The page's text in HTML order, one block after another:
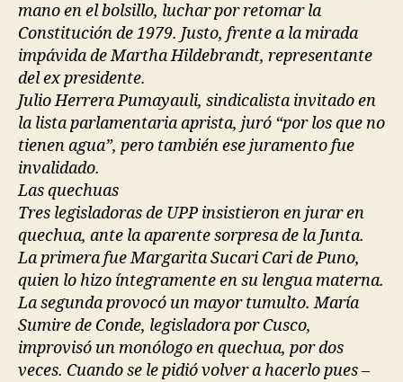
mano en el bolsillo, luchar por retomar la
Constitución de 1979. Justo, frente a la mirada
impávida de Martha Hildebrandt, representante
del ex presidente.
Julio Herrera Pumayauli, sindicalista invitado en
la lista parlamentaria aprista, juró “por los que no
tienen agua”, pero también ese juramento fue
invalidado.
Las quechuas
Tres legisladoras de UPP insistieron en jurar en
quechua, ante la aparente sorpresa de la Junta.
La primera fue Margarita Sucari Cari de Puno,
quien lo hizo íntegramente en su lengua materna.
La segunda provocó un mayor tumulto. María
Sumire de Conde, legisladora por Cusco,
improvisó un monólogo en quechua, por dos
veces. Cuando se le pidió volver a hacerlo pues –